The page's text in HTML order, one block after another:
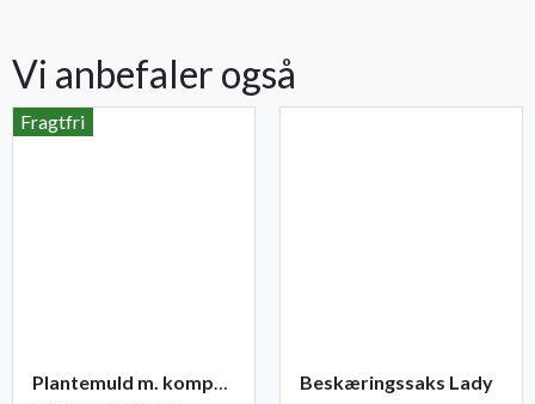
Vi anbefaler også
Fragtfri
Plantemuld m. kompost fra Champost
Beskæringssaks Lady